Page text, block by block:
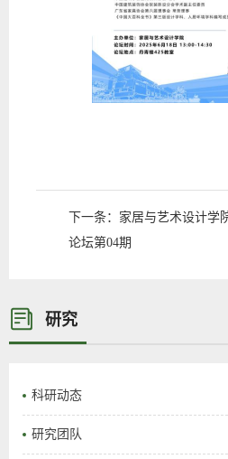
下一条： 家居与艺术设计学
论坛第04期
研究
科研动态
研究团队